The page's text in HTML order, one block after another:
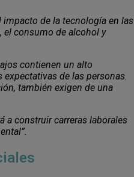
de la tecnología en las
el consumo de alcohol y
contienen un alto
de las personas.
también exigen de una
a construir carreras laborales